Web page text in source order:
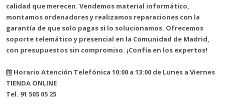
calidad que merecen. Vendemos material informático,
montamos ordenadores y realizamos reparaciones con la
garantía de que solo pagas si lo solucionamos. Ofrecemos
soporte telemático y presencial en la Comunidad de Madrid,
con presupuestos sin compromiso. ¡Confía en los expertos!
Horario Atención Telefónica 10:00 a 13:00 de Lunes a Viernes
TIENDA ONLINE
Tel. 91 505 05 25